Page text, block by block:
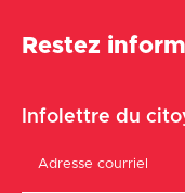
Restez
Infolettre du